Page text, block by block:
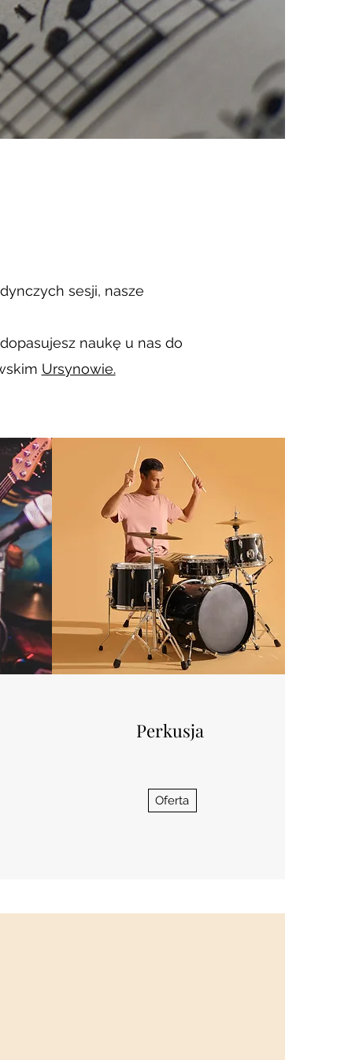
sesji, nasze
naukę u nas do
Ursynowie.
Perkusja
Oferta